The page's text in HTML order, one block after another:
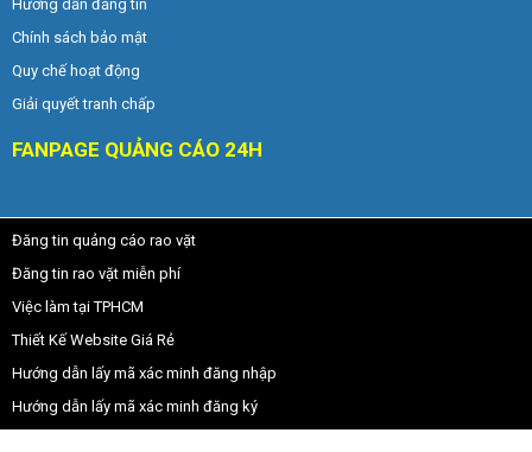
Hướng dẫn đăng tin
Chính sách bảo mật
Quy chế hoạt động
Giải quyết tranh chấp
FANPAGE QUẢNG CÁO 24H
Đăng tin quảng cáo rao vặt
Đăng tin rao vặt miễn phí
Việc làm tại TPHCM
Thiết Kế Website Giá Rẻ
Hướng dẫn lấy mã xác minh đăng nhập
Hướng dẫn lấy mã xác minh đăng ký